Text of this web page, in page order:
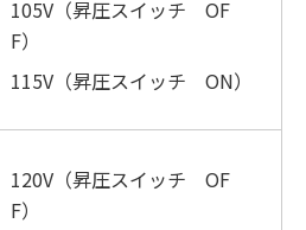
105V（昇圧スイッチ OF
F）
115V（昇圧スイッチ ON）
120V（昇圧スイッチ OF
F）